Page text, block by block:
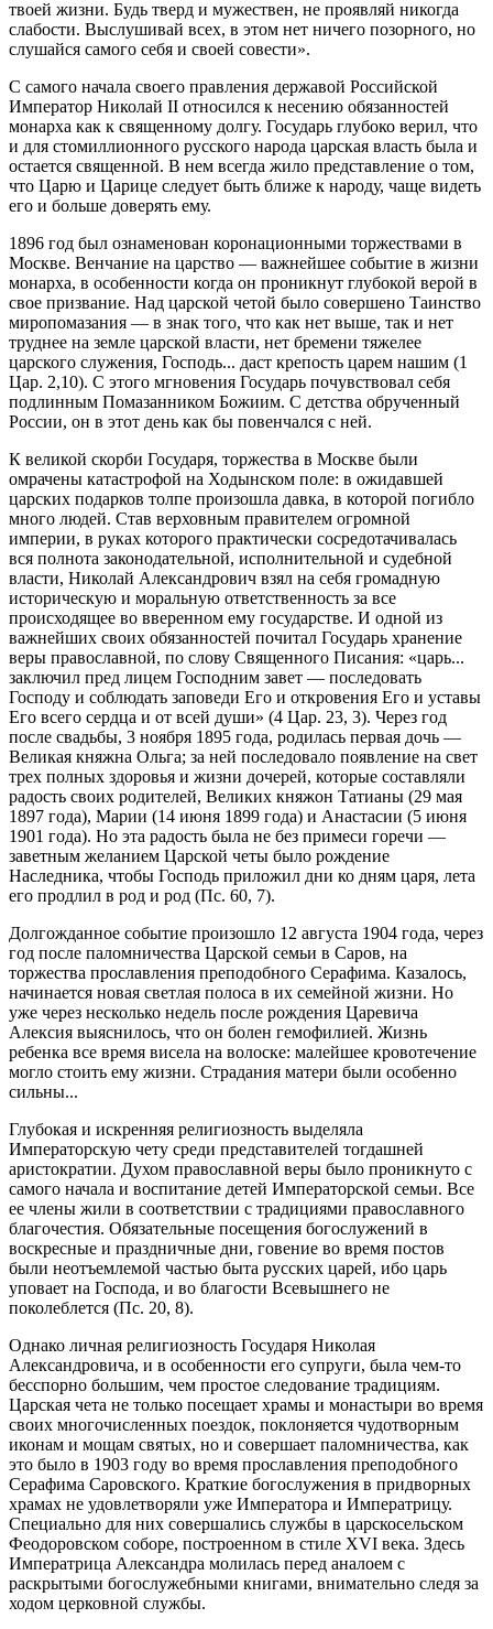
твоей жизни. Будь тверд и мужествен, не проявляй никогда
слабости. Выслушивай всех, в этом нет ничего позорного, но
слушайся самого себя и своей совести».
С самого начала своего правления державой Российской
Император Николай II относился к несению обязанностей
монарха как к священному долгу. Государь глубоко верил, что
и для стомиллионного русского народа царская власть была и
остается священной. В нем всегда жило представление о том,
что Царю и Царице следует быть ближе к народу, чаще видеть
его и больше доверять ему.
1896 год был ознаменован коронационными торжествами в
Москве. Венчание на царство — важнейшее событие в жизни
монарха, в особенности когда он проникнут глубокой верой в
свое призвание. Над царской четой было совершено Таинство
миропомазания — в знак того, что как нет выше, так и нет
труднее на земле царской власти, нет бремени тяжелее
царского служения, Господь... даст крепость царем нашим (1
Цар. 2,10). С этого мгновения Государь почувствовал себя
подлинным Помазанником Божиим. С детства обрученный
России, он в этот день как бы повенчался с ней.
К великой скорби Государя, торжества в Москве были
омрачены катастрофой на Ходынском поле: в ожидавшей
царских подарков толпе произошла давка, в которой погибло
много людей. Став верховным правителем огромной
империи, в руках которого практически сосредотачивалась
вся полнота законодательной, исполнительной и судебной
власти, Николай Александрович взял на себя громадную
историческую и моральную ответственность за все
происходящее во вверенном ему государстве. И одной из
важнейших своих обязанностей почитал Государь хранение
веры православной, по слову Священного Писания: «царь...
заключил пред лицем Господним завет — последовать
Господу и соблюдать заповеди Его и откровения Его и уставы
Его всего сердца и от всей души» (4 Цар. 23, 3). Через год
после свадьбы, 3 ноября 1895 года, родилась первая дочь —
Великая княжна Ольга; за ней последовало появление на свет
трех полных здоровья и жизни дочерей, которые составляли
радость своих родителей, Великих княжон Татианы (29 мая
1897 года), Марии (14 июня 1899 года) и Анастасии (5 июня
1901 года). Но эта радость была не без примеси горечи —
заветным желанием Царской четы было рождение
Наследника, чтобы Господь приложил дни ко дням царя, лета
его продлил в род и род (Пс. 60, 7).
Долгожданное событие произошло 12 августа 1904 года, через
год после паломничества Царской семьи в Саров, на
торжества прославления преподобного Серафима. Казалось,
начинается новая светлая полоса в их семейной жизни. Но
уже через несколько недель после рождения Царевича
Алексия выяснилось, что он болен гемофилией. Жизнь
ребенка все время висела на волоске: малейшее кровотечение
могло стоить ему жизни. Страдания матери были особенно
сильны...
Глубокая и искренняя религиозность выделяла
Императорскую чету среди представителей тогдашней
аристократии. Духом православной веры было проникнуто с
самого начала и воспитание детей Императорской семьи. Все
ее члены жили в соответствии с традициями православного
благочестия. Обязательные посещения богослужений в
воскресные и праздничные дни, говение во время постов
были неотъемлемой частью быта русских царей, ибо царь
уповает на Господа, и во благости Всевышнего не
поколеблется (Пс. 20, 8).
Однако личная религиозность Государя Николая
Александровича, и в особенности его супруги, была чем-то
бесспорно большим, чем простое следование традициям.
Царская чета не только посещает храмы и монастыри во время
своих многочисленных поездок, поклоняется чудотворным
иконам и мощам святых, но и совершает паломничества, как
это было в 1903 году во время прославления преподобного
Серафима Саровского. Краткие богослужения в придворных
храмах не удовлетворяли уже Императора и Императрицу.
Специально для них совершались службы в царскосельском
Феодоровском соборе, построенном в стиле XVI века. Здесь
Императрица Александра молилась перед аналоем с
раскрытыми богослужебными книгами, внимательно следя за
ходом церковной службы.